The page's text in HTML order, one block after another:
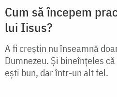
Cum să începem
lui Iisus?
A fi creștin nu înseamnă
Dumnezeu. Și bineînțeles
ești bun, dar într-un alt fel.